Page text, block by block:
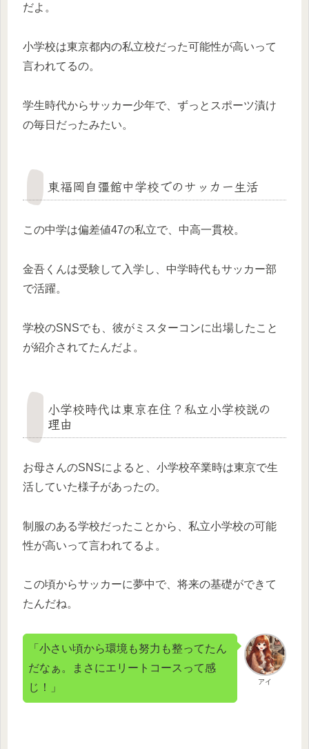
だよ。
小学校は東京都内の私立校だった可能性が高いって
言われてるの。
学生時代からサッカー少年で、ずっとスポーツ漬け
の毎日だったみたい。
東福岡自彊館中学校でのサッカー生活
この中学は偏差値47の私立で、中高一貫校。
金吾くんは受験して入学し、中学時代もサッカー部
で活躍。
学校のSNSでも、彼がミスターコンに出場したこと
が紹介されてたんだよ。
小学校時代は東京在住？私立小学校説の
理由
お母さんのSNSによると、小学校卒業時は東京で生
活していた様子があったの。
制服のある学校だったことから、私立小学校の可能
性が高いって言われてるよ。
この頃からサッカーに夢中で、将来の基礎ができて
たんだね。
アイ
「小さい頃から環境も努力も整ってたん
だなぁ。まさにエリートコースって感
じ！」